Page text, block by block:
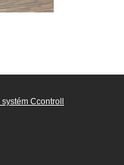
Ccontroll